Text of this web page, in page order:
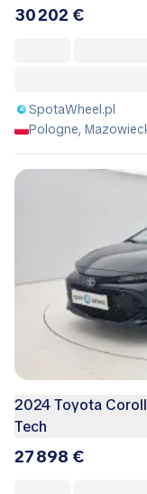
30 202 €
SpotaWheel.pl
Pologne,
2024 Toyota
Tech
27 898 €